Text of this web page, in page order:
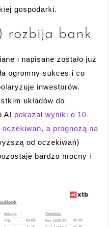
gospodarki.
rozbija bank
i napisane zostało już
ogromny sukces i co
inwestorów.
układów do
AI pokazał wyniki o 10-
a prognozą na
od oczekiwań)
bardzo mocny i